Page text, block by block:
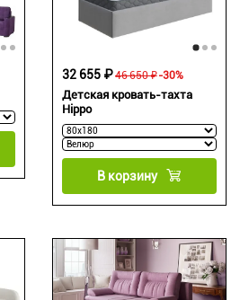
Детская кровать-тахта
Hippo
46 650 ₽
32 655 ₽ -30%
В корзину